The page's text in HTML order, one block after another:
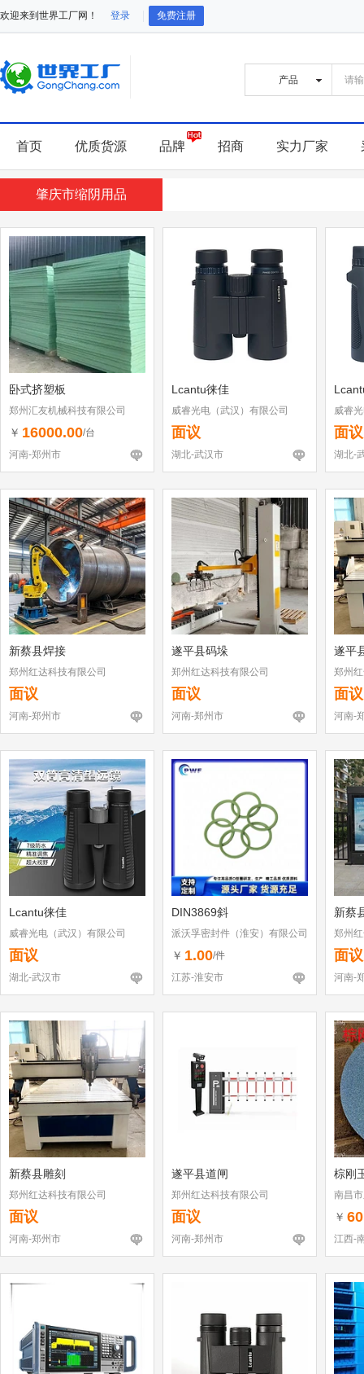
欢迎来到世界工厂网！ 登录 免费注册
首页 优质货源 品牌 招商 实力厂家
肇庆市缩阴用品
卧式挤塑板
郑州汇友机械科技有限公司
￥ 16000.00/台
河南-郑州市
Lcantu徕佳
威睿光电（武汉）有限公司
面议
湖北-武汉市
威睿
面议
湖北-
新蔡县焊接
郑州红达科技有限公司
面议
河南-郑州市
遂平县码垛
郑州红达科技有限公司
面议
河南-郑州市
遂平
郑州
面议
河南-
Lcantu徕佳
威睿光电（武汉）有限公司
面议
湖北-武汉市
DIN3869斜
派沃孚密封件（淮安）有限公司
￥ 1.00/件
江苏-淮安市
新蔡
郑州
面议
河南-
新蔡县雕刻
郑州红达科技有限公司
面议
河南-郑州市
遂平县道闸
郑州红达科技有限公司
面议
河南-郑州市
棕刚
南昌
￥
江西-